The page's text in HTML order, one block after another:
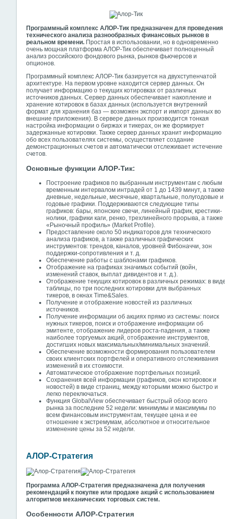
Программный комплекс АЛОР-Тик предназначен для проведения
технического анализа разнообразных финансовых рынков в
реальном времени. Простая в использовании, но в одновременно
очень мощная платформа АЛОР-Тик обеспечивает полноценный
анализ российского фондового рынка, рынков фьючерсов и
опционов.
Программный комплекс АЛОР-Тик базируется на двухступенчатой
архитектуре. На первом уровне находится сервер данных. Он
получает информацию о текущих котировках от различных
источников данных. Сервер данных обеспечивает накопление и
хранение котировок в базах данных (используется внутренний
формат для хранения баз — возможен экспорт и импорт данных во
внешние приложения). В сервере данных производится тонкая
настройка информации о биржах и тикерах, он же формирует
задержанные котировки. Также сервер данных хранит информацию
обо всех пользователях системы, осуществляет создание
демонстрационных счетов и автоматически отслеживает истечение
счетов.
Основные функции АЛОР-Тик:
Построение графиков по выбранным инструментам с любым
временным интервалом интрадей от 1 до 1439 минут, а также
дневные, недельные, месячные, квартальные, полугодовые и
годовые графики. Поддерживаются следующие типы
графиков: бары, японские свечи, линейный график, крестики-
нолики, графики каги, ренко, трехлинейного прорыва, а также
«Рыночный профиль» (Market Profile).
Предоставление около 50 индикаторов для технического
анализа графиков, а также различных графических
инструментов: трендов, каналов, уровней Фибоначчи, зон
поддержки-сопротивления и т. д.
Обеспечение работы с шаблонами графиков.
Отображение на графиках значимых событий (войн,
изменений ставок, выплат дивидентов и т. д.).
Отображение текущих котировок в различных режимах: в
таблицы, по три последних котировки для выбранных
тикеров, в окнах Time&Sales.
Получение и отображение новостей из различных
источников.
Получение информации об акциях прямо из системы: поиск
нужных тикеров, поиск и отображение информации об
эмитенте, отображение лидеров роста-падения, а также
наиболее торгуемых акций, отображение инструментов,
достигших новых максимальных/минимальных значений.
Обеспечение возможности формирования пользователем
своих клиентских портфелей и оперативного отслеживания
изменений в их стоимости.
Автоматическое отображение портфельных позиций.
Сохранения всей информации (графиков, окон котировок и
новостей) в виде страниц, между которыми можно быстро и
легко переключаться.
Функция GlobalView обеспечивает быстрый обзор всего
рынка за последние 52 недели: минимумы и максимумы по
всем финансовым инструментам, текущее цена и ее
отношение к экстремумам, абсолютное и относительное
изменение цены за 52 недели.
АЛОР-Стратегия
Программа АЛОР-Стратегия предназначена для получения
рекомендаций к покупке или продаже акций с использованием
алгоритмов механических торговых систем.
Особенности АЛОР-Стратегия